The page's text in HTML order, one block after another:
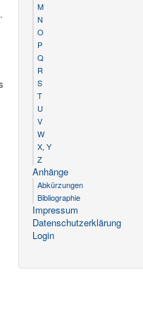
M
N
O
P
Q
R
S
T
U
V
W
X, Y
Z
Anhänge
Abkürzungen
Bibliographie
Impressum
Datenschutzerklärung
Login